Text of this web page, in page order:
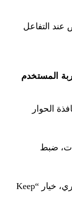
التفاعل
المستخدم
الحوار
ضبط
(مؤقت بصري، خيار “Keep